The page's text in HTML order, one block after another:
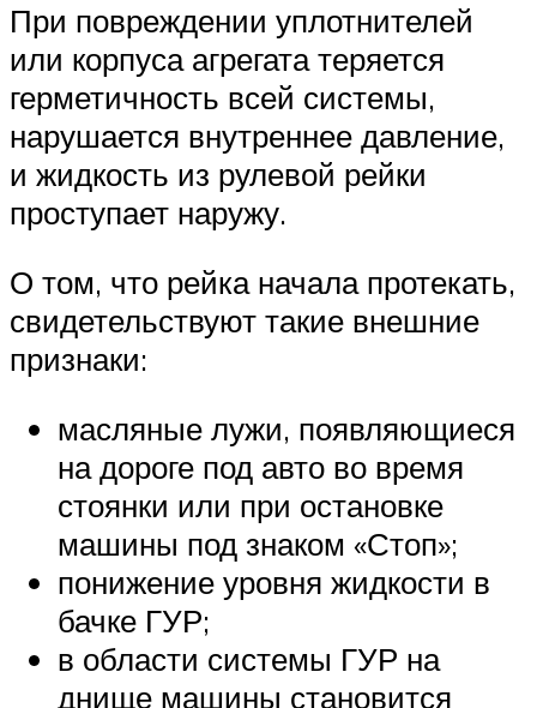
При повреждении уплотнителей
или корпуса агрегата теряется
герметичность всей системы,
нарушается внутреннее давление,
и жидкость из рулевой рейки
проступает наружу.
О том, что рейка начала протекать,
свидетельствуют такие внешние
признаки:
масляные лужи, появляющиеся
на дороге под авто во время
стоянки или при остановке
машины под знаком «Стоп»;
понижение уровня жидкости в
бачке ГУР;
в области системы ГУР на
днище машины становится